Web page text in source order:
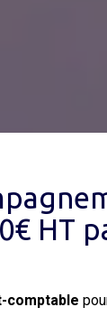
HT
comptable